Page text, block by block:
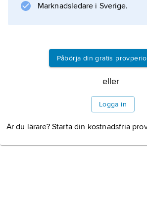
vanligare än
Information om artikeln
Marknadsledare i Sverige.
Påbörja din gratis
eller
Logga in
Är du lärare? Starta din kostnadsfria